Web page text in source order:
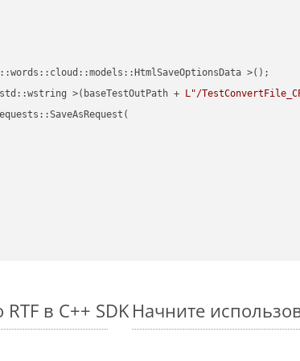
>();
>(baseTestOutPath + L"/
в C++ SDK Начните